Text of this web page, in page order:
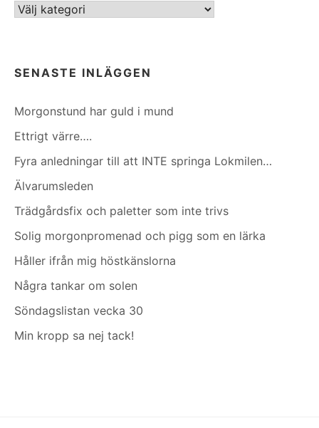
Kategorier
SENASTE INLÄGGEN
Morgonstund har guld i mund
Ettrigt värre….
Fyra anledningar till att INTE springa Lokmilen…
Älvarumsleden
Trädgårdsfix och paletter som inte trivs
Solig morgonpromenad och pigg som en lärka
Håller ifrån mig höstkänslorna
Några tankar om solen
Söndagslistan vecka 30
Min kropp sa nej tack!